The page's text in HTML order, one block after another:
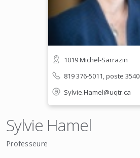
1019 Michel-Sarrazin
819 376-5011, poste 3540
Sylvie.Hamel@uqtr.ca
Sylvie Hamel
Professeure